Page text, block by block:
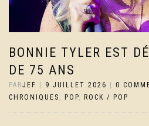
BONNIE TYLER EST
DE 75 ANS
PARJEF 9 JUILLET 2026 0
CHRONIQUES , POP, ROCK / POP